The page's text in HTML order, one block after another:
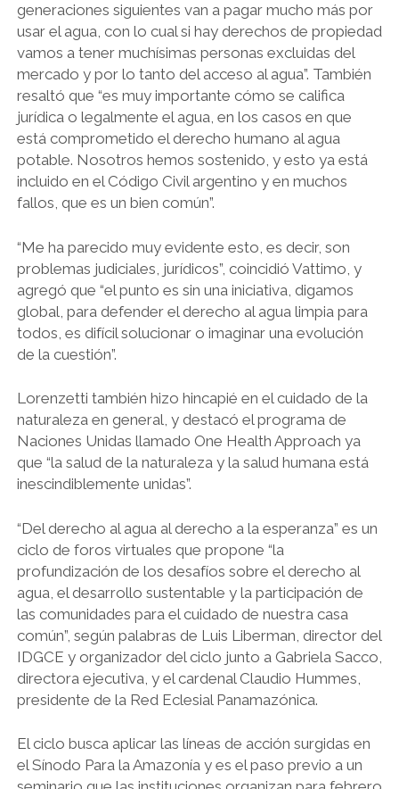
generaciones siguientes van a pagar mucho más por
usar el agua, con lo cual si hay derechos de propiedad
vamos a tener muchísimas personas excluidas del
mercado y por lo tanto del acceso al agua”. También
resaltó que “es muy importante cómo se califica
jurídica o legalmente el agua, en los casos en que
está comprometido el derecho humano al agua
potable. Nosotros hemos sostenido, y esto ya está
incluido en el Código Civil argentino y en muchos
fallos, que es un bien común”.
“Me ha parecido muy evidente esto, es decir, son
problemas judiciales, jurídicos”, coincidió Vattimo, y
agregó que “el punto es sin una iniciativa, digamos
global, para defender el derecho al agua limpia para
todos, es difícil solucionar o imaginar una evolución
de la cuestión”.
Lorenzetti también hizo hincapié en el cuidado de la
naturaleza en general, y destacó el programa de
Naciones Unidas llamado One Health Approach ya
que “la salud de la naturaleza y la salud humana está
inescindiblemente unidas”.
“Del derecho al agua al derecho a la esperanza” es un
ciclo de foros virtuales que propone “la
profundización de los desafíos sobre el derecho al
agua, el desarrollo sustentable y la participación de
las comunidades para el cuidado de nuestra casa
común”, según palabras de Luis Liberman, director del
IDGCE y organizador del ciclo junto a Gabriela Sacco,
directora ejecutiva, y el cardenal Claudio Hummes,
presidente de la Red Eclesial Panamazónica.
El ciclo busca aplicar las líneas de acción surgidas en
el Sínodo Para la Amazonía y es el paso previo a un